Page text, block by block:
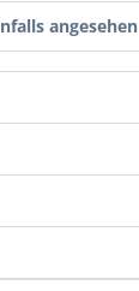
angesehen